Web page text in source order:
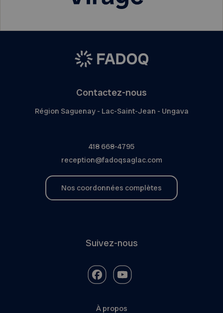
Contactez-nous
Région Saguenay - Lac-Saint-Jean - Ungava
418 668-4795
reception@fadoqsaglac.com
Nos coordonnées complètes
Suivez-nous
À propos